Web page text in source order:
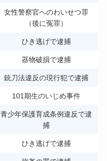
女性警察官へのわいせつ罪
（後に冤罪）
ひき逃げで逮捕
器物破損で逮捕
銃刀法違反の現行犯で逮捕
101期生のいじめ事件
青少年保護育成条例違反で逮
捕
ひき逃げで逮捕